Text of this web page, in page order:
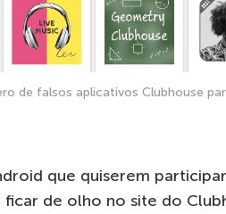
de falsos aplicativos Clubhouse
que quiserem
ficar de olho no site do